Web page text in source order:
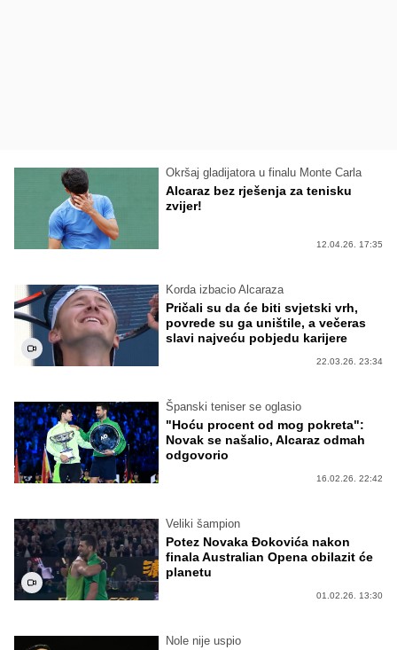
Okršaj gladijatora u finalu Monte Carla
Alcaraz bez rješenja za tenisku
zvijer!
12.04.26. 17:35
Korda izbacio Alcaraza
Pričali su da će biti svjetski vrh,
povrede su ga uništile, a večeras
slavi najveću pobjedu karijere
22.03.26. 23:34
Španski teniser se oglasio
"Hoću procent od mog pokreta":
Novak se našalio, Alcaraz odmah
odgovorio
16.02.26. 22:42
Veliki šampion
Potez Novaka Đokovića nakon
finala Australian Opena obilazit će
planetu
01.02.26. 13:30
Nole nije uspio